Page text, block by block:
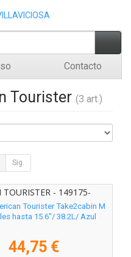
Contacto
Tourister (3 art.)
Sig.
TOURISTER - 149175-
Tourister Take2cabin M
hasta 15.6"/ 38.2L/ Azul
44,75 €